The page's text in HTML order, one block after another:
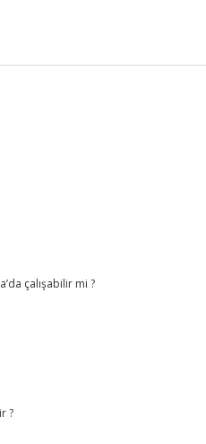
çalışabilir mi ?
?